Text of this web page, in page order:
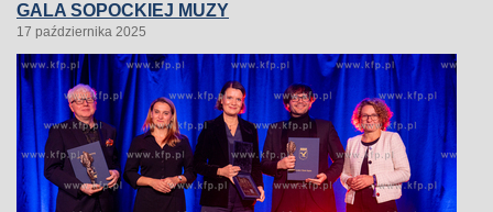
GALA SOPOCKIEJ MUZY
17 października 2025